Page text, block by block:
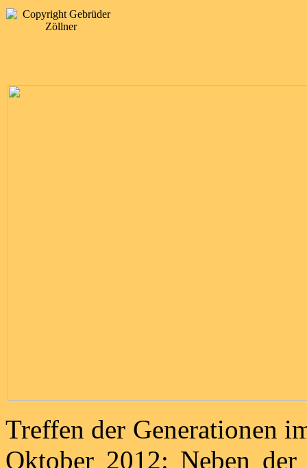
Treffen der Generationen
Oktober 2012: Neben